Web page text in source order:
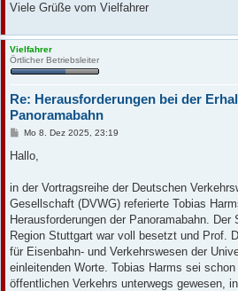
Viele Grüße vom Vielfahrer
Vielfahrer
Örtlicher Betriebsleiter
Re: Herausforderungen bei der
Panoramabahn
B
i
a
Mo 8. Dez 2025, 23:19
Hallo,
in der Vortragsreihe der Deutschen
Gesellschaft (DVWG) referierte Tobias
Herausforderungen der Panoramabahn.
Region Stuttgart war voll besetzt und Prof.
für Eisenbahn- und Verkehrswesen der
einleitenden Worte. Tobias Harms sei
öffentlichen Verkehrs unterwegs gewesen,